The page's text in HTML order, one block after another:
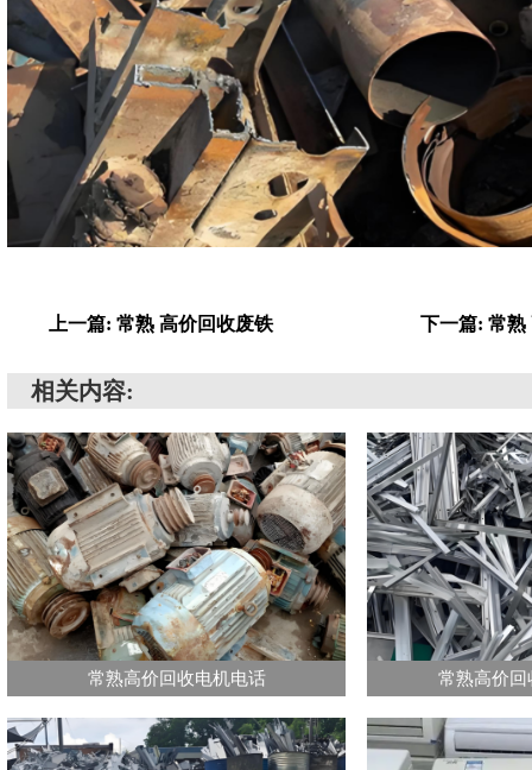
上一篇: 常熟 高价回收废铁 下一篇: 常熟
相关内容:
常熟高价回收电机电话 常熟高价